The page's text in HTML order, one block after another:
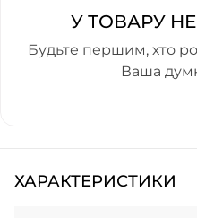
У ТОВАРУ
Будьте першим, хто
Ваша
ХАРАКТЕРИСТИКИ